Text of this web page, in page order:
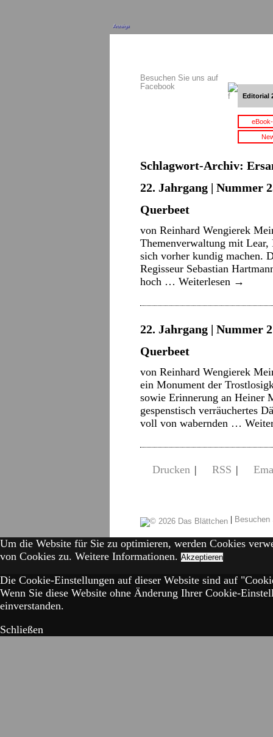
Anzeige
Besuchen Sie uns auf
Facebook
Editorial
Schlagwort-Archiv:
22. Jahrgang | Nummer
Querbeet
von Reinhard Wengierek
Themenverwaltung mit
sich vorher kundig machen.
Regisseur Sebastian
hoch … Weiterlesen →
22. Jahrgang | Nummer
Querbeet
von Reinhard Wengierek
ein Monument der
sowie Erinnerung an
gespenstisch verräuchertes
voll von wabernden …
Drucken | RSS |
|
Um die Website für Sie zu optimieren, werden Cookies
von Cookies zu. Weitere Informationen. Akzeptieren
Die Cookie-Einstellungen auf dieser Website sind auf
Wenn Sie diese Website ohne Änderung Ihrer Cookie-
einverstanden.
Schließen